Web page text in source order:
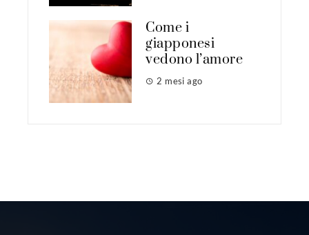
Come i
giapponesi
vedono l’amore
2 mesi ago